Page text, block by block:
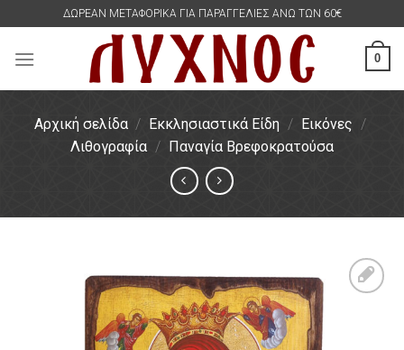
content
ΔΩΡΕΑΝ ΜΕΤΑΦΟΡΙΚΑ ΓΙΑ ΠΑΡΑΓΓΕΛΙΕΣ ΑΝΩ ΤΩΝ 60€
0
Αρχική σελίδα / Εκκλησιαστικά Είδη / Εικόνες /
Λιθογραφία / Παναγία Βρεφοκρατούσα
Πρόσθήκη